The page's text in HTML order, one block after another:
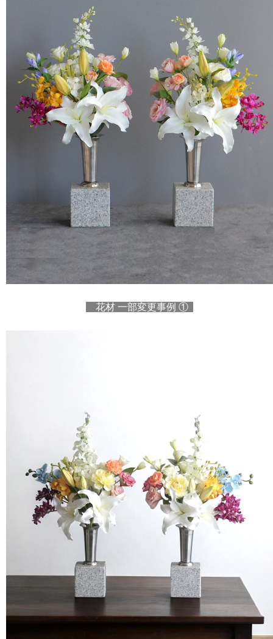
花材 一部変更事例 ①